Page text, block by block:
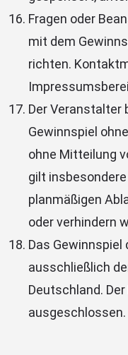
Fragen oder
mit dem
richten.
Der Veranstalter
Gewinnspiel
ohne Mitteilung
gilt
planmäßigen
oder verhindern
Das
ausschließlich
Deutschland.
ausgeschlossen.